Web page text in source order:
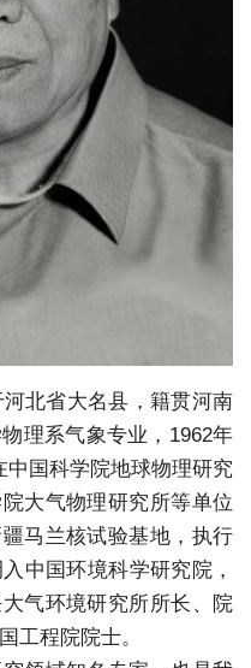
北省大名县，籍贯河南
理系气象专业，1962年
国科学院地球物理研究
大气物理研究所等单位
马兰核试验基地，执行
中国环境科学研究院，
气环境研究所所长、院
工程院院士。